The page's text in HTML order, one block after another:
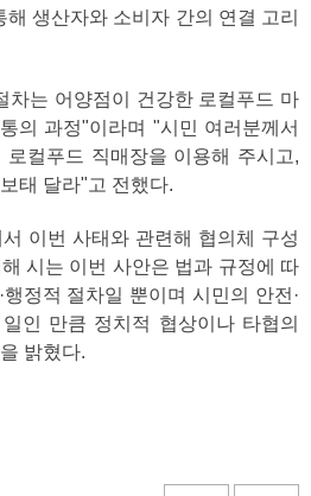
생산자와 소비자 간의 연결 고리
차는 어양점이 건강한 로컬푸드 마
의 과정"이라며 "시민 여러분께서
컬푸드 직매장을 이용해 주시고,
태 달라"고 전했다.
이번 사태와 관련해 협의체 구성
시는 이번 사안은 법과 규정에 따
정적 절차일 뿐이며 시민의 안전·
인 만큼 정치적 협상이나 타협의
밝혔다.